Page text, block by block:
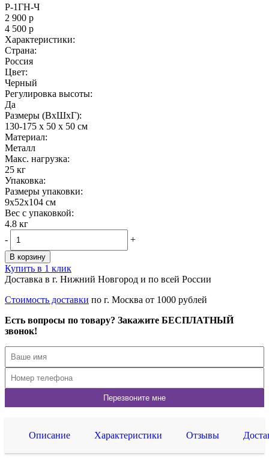
Р-1ГН-Ч
2 900 р
4 500 р
Характеристики:
Страна:
Россия
Цвет:
Черный
Регулировка высоты:
Да
Размеры (ВxШxГ):
130-175 x 50 x 50 см
Материал:
Металл
Maкс. нагрузка:
25 кг
Упаковка:
Размеры упаковки:
9x52x104 см
Вес с упаковкой:
4.8 кг
-
+
В корзину
Купить в 1 клик
Доставка в г. Нижний Новгород и по всей России
Стоимость доставки по г. Москва от 1000 рублей
Есть вопросы по товару? Закажите БЕСПЛАТНЫЙ
звонок!
Описание Характеристики Отзывы